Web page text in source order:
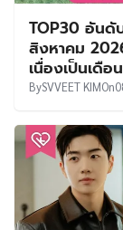
TOP30 อันดั
สิงหาคม
เนื่องเป็นเดือ
BySVVEET KIMOn